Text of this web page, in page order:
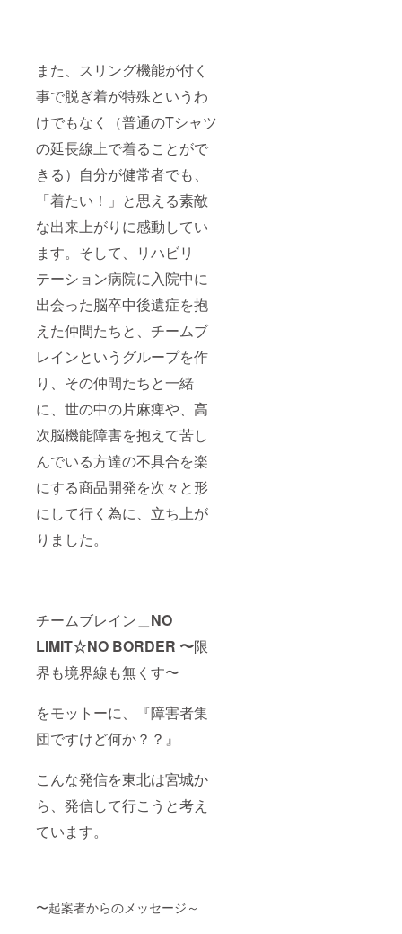
また、スリング機能が付く
事で脱ぎ着が特殊というわ
けでもなく（普通のTシャツ
の延長線上で着ることがで
きる）自分が健常者でも、
「着たい！」と思える素敵
な出来上がりに感動してい
ます。そして、リハビリ
テーション病院に入院中に
出会った脳卒中後遺症を抱
えた仲間たちと、チームブ
レインというグループを作
り、その仲間たちと一緒
に、世の中の片麻痺や、高
次脳機能障害を抱えて苦し
んでいる方達の不具合を楽
にする商品開発を次々と形
にして行く為に、立ち上が
りました。
チームブレイン ＿NO
LIMIT☆NO BORDER 〜限
界も境界線も無くす〜
をモットーに、『障害者集
団ですけど何か？？』
こんな発信を東北は宮城か
ら、発信して行こうと考え
ています。
〜起案者からのメッセージ～